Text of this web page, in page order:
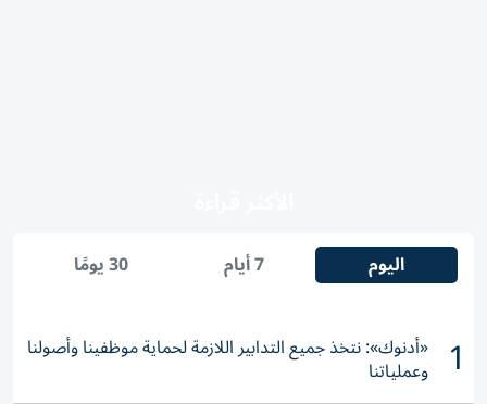
اليوم 7 أيام 30 يومًا
1 «أدنوك»: نتخذ جميع التدابير اللازمة لحماية موظفينا وأصولنا
وعملياتنا